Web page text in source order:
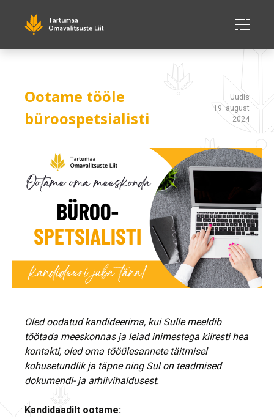
Ootame tööle
büroospetsialisti
Uudis
19. august
2024
Oled oodatud kandideerima, kui Sulle meeldib
töötada meeskonnas ja leiad inimestega kiiresti hea
kontakti, oled oma tööülesannete täitmisel
kohusetundlik ja täpne ning Sul on teadmised
dokumendi- ja arhiivihaldusest.
Kandidaadilt ootame: